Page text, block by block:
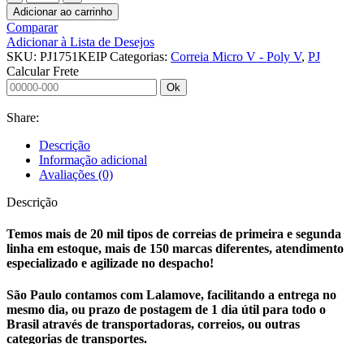
MICRO
V
-
POLY
V
PJ1752
KEIPER
Adicionar ao carrinho
Comparar
Adicionar à Lista de Desejos
SKU: PJ1751KEIPCategorias: Correia Micro V - Poly V, PJ
Calcular Frete
Ok
Share:
Descrição
Informação adicional
Avaliações (0)
Descrição
Temos mais de 20 mil tipos de correias de primeira e segunda
linha em estoque, mais de 150 marcas diferentes, atendimento
especializado e agilizade no despacho!
São Paulo contamos com Lalamove, facilitando a entrega no
mesmo dia, ou prazo de postagem de 1 dia útil para todo o
Brasil através de transportadoras, correios, ou outras
categorias de transportes.